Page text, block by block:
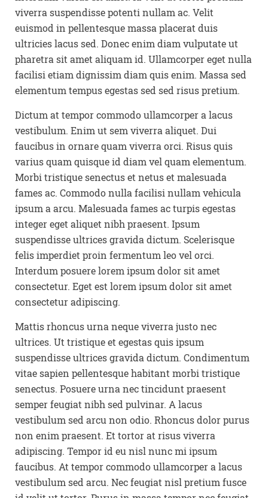
viverra suspendisse potenti nullam ac. Velit
euismod in pellentesque massa placerat duis
ultricies lacus sed. Donec enim diam vulputate ut
pharetra sit amet aliquam id. Ullamcorper eget nulla
facilisi etiam dignissim diam quis enim. Massa sed
elementum tempus egestas sed sed risus pretium.
Dictum at tempor commodo ullamcorper a lacus
vestibulum. Enim ut sem viverra aliquet. Dui
faucibus in ornare quam viverra orci. Risus quis
varius quam quisque id diam vel quam elementum.
Morbi tristique senectus et netus et malesuada
fames ac. Commodo nulla facilisi nullam vehicula
ipsum a arcu. Malesuada fames ac turpis egestas
integer eget aliquet nibh praesent. Ipsum
suspendisse ultrices gravida dictum. Scelerisque
felis imperdiet proin fermentum leo vel orci.
Interdum posuere lorem ipsum dolor sit amet
consectetur. Eget est lorem ipsum dolor sit amet
consectetur adipiscing.
Mattis rhoncus urna neque viverra justo nec
ultrices. Ut tristique et egestas quis ipsum
suspendisse ultrices gravida dictum. Condimentum
vitae sapien pellentesque habitant morbi tristique
senectus. Posuere urna nec tincidunt praesent
semper feugiat nibh sed pulvinar. A lacus
vestibulum sed arcu non odio. Rhoncus dolor purus
non enim praesent. Et tortor at risus viverra
adipiscing. Tempor id eu nisl nunc mi ipsum
faucibus. At tempor commodo ullamcorper a lacus
vestibulum sed arcu. Nec feugiat nisl pretium fusce